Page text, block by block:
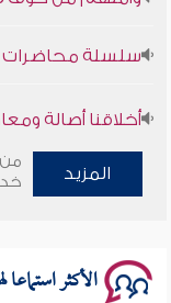
سلسلة محاضرات
أخلاقنا أصالة
وأمنهم من خوف 9
المزيد
من
الأكثر